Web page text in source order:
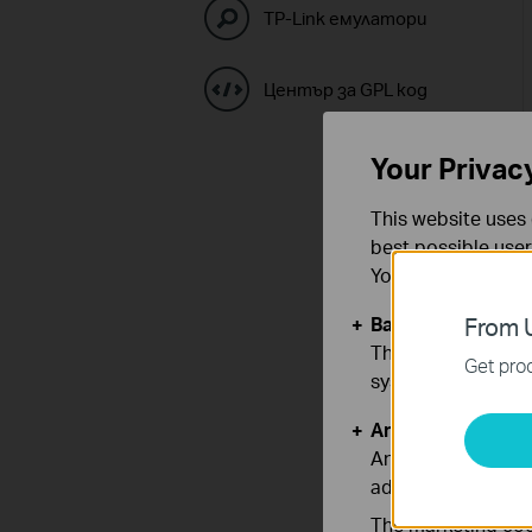
TP-Link емулатори
Център за GPL код
From
Get
Your
This website
best possible
You can find
Basic Cookies
These cookies
systems.
Analysis and
Analysis cookies
adapt the
The marketing